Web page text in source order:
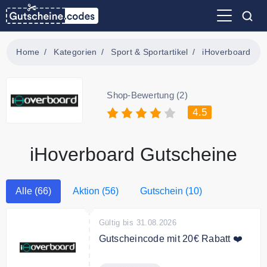
Home Kategorien Sport & Sportartikel iHoverboard
Shop-Bewertung (2)
4.5
iHoverboard Gutscheine
Alle (66) Aktion (56) Gutschein (10)
Gültig bis 31.08.2026
Gutscheincode mit 20€ Rabatt ❤️